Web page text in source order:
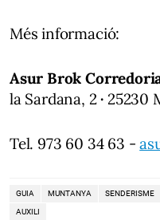
Més informació:
Asur Brok
la Sardana, 2· 25230
Tel. 973 60 34 63 -
GUIA MUNTANYA SENDERISME
AUXILI